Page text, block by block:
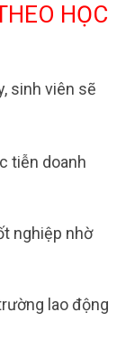
HỌC
sinh viên sẽ
tiễn doanh
nghiệp nhờ
lao động